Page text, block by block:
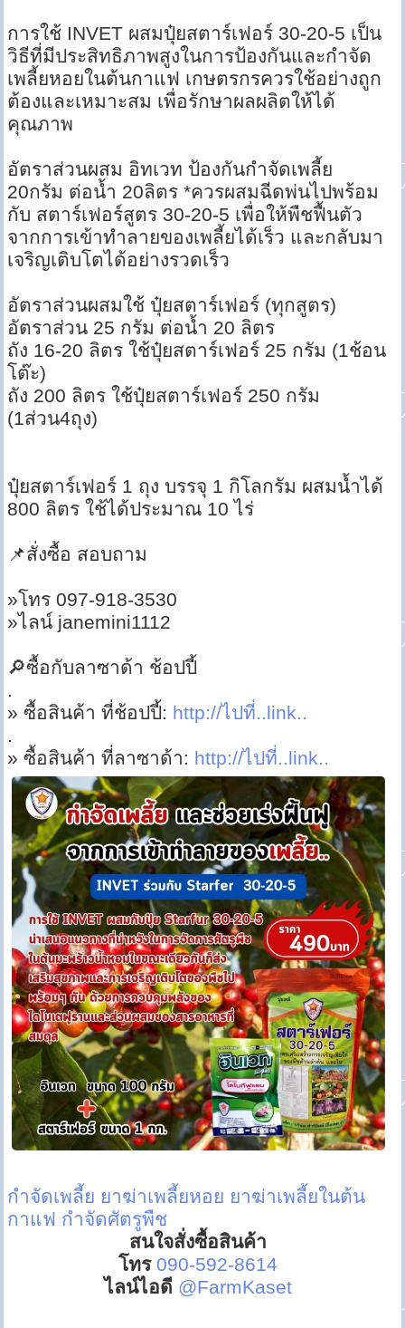
การใช้ INVET ผสมปุ๋ยสตาร์เฟอร์ 30-20-5 เป็น
วิธีที่มีประสิทธิภาพสูงในการป้องกันและกำจัด
เพลี้ยหอยในต้นกาแฟ เกษตรกรควรใช้อย่างถูก
ต้องและเหมาะสม เพื่อรักษาผลผลิตให้ได้
คุณภาพ
อัตราส่วนผสม อิทเวท ป้องกันกำจัดเพลี้ย
20กรัม ต่อน้ำ 20ลิตร *ควรผสมฉีดพ่นไปพร้อม
กับ สตาร์เฟอร์สูตร 30-20-5 เพื่อให้พืชฟื้นตัว
จากการเข้าทำลายของเพลี้ยได้เร็ว และกลับมา
เจริญเติบโตได้อย่างรวดเร็ว
อัตราส่วนผสมใช้ ปุ๋ยสตาร์เฟอร์ (ทุกสูตร)
อัตราส่วน 25 กรัม ต่อน้ำ 20 ลิตร
ถัง 16-20 ลิตร ใช้ปุ๋ยสตาร์เฟอร์ 25 กรัม (1ช้อน
โต๊ะ)
ถัง 200 ลิตร ใช้ปุ๋ยสตาร์เฟอร์ 250 กรัม
(1ส่วน4ถุง)
ปุ๋ยสตาร์เฟอร์ 1 ถุง บรรจุ 1 กิโลกรัม ผสมน้ำได้
800 ลิตร ใช้ได้ประมาณ 10 ไร่
📌สั่งซื้อ สอบถาม
»โทร 097-918-3530
»ไลน์ janemini1112
🔎ซื้อกับลาซาด้า ช้อปปี้
.
» ซื้อสินค้า ที่ช้อปปี้: http://ไปที่..link..
.
» ซื้อสินค้า ที่ลาซาด้า: http://ไปที่..link..
กำจัดเพลี้ย ยาฆ่าเพลี้ยหอย ยาฆ่าเพลี้ยในต้น
กาแฟ กำจัดศัตรูพืช
สนใจสั่งซื้อสินค้า
โทร 090-592-8614
ไลน์ไอดี @FarmKaset